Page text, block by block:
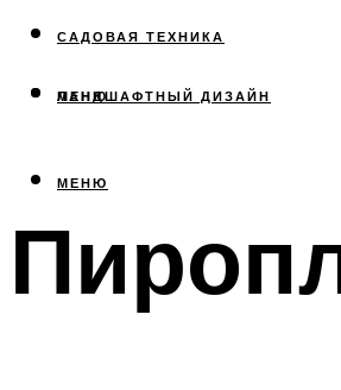
САДОВАЯ ТЕХНИКА
ЛАНДШАФТНЫЙ ДИЗАЙН
МЕНЮ
МЕНЮ